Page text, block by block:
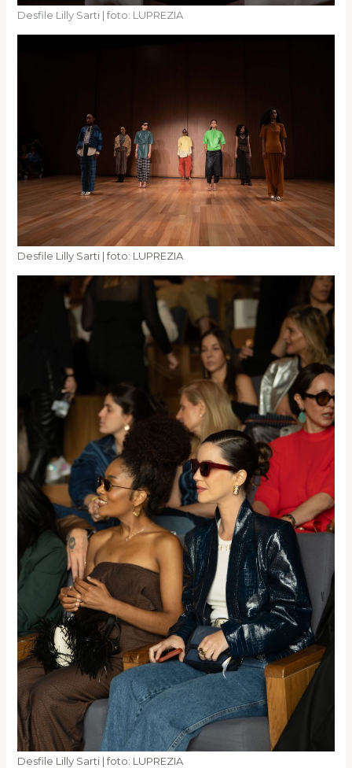
Desfile Lilly Sarti | foto: LUPREZIA
Desfile Lilly Sarti | foto: LUPREZIA
Desfile Lilly Sarti | foto: LUPREZIA